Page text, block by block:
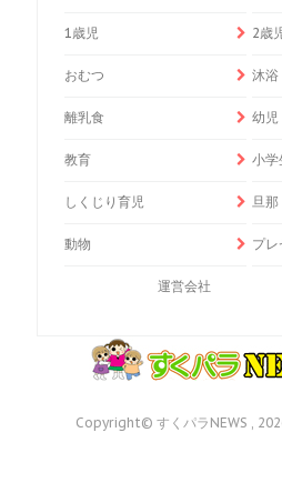
1歳児 2歳
おむつ 沐浴
離乳食 幼児
教育 小学
しくじり育児 旦那
動物 プレ
運営会社
Copyright© すくパラNEWS ,